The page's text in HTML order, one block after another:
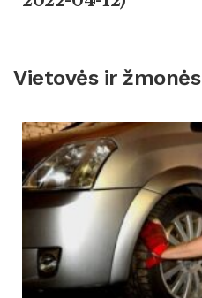
Vietovės ir žmonės